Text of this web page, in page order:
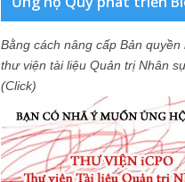
Bằng cách nâng cấp Bản quyền
thư viện tài liệu Quản trị Nhân
(Click)